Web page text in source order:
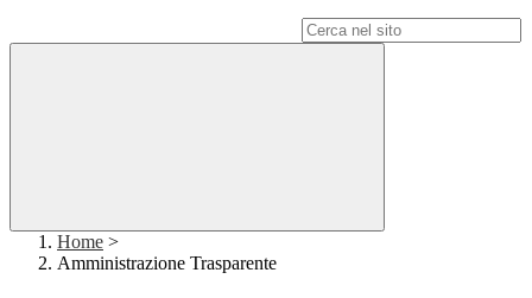
Home >
Amministrazione Trasparente